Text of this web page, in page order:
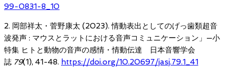
99-0831-8_10
2. 岡部祥太・菅野康太 (2023). 情動表出としてのげっ歯類超音
波発声 : マウスとラットにおける音声コミュニケーション」—小
特集 ヒトと動物の音声の感情・情動伝達 日本音響学会
誌 79(1), 41-48. https://doi.org/10.20697/jasj.79.1_41